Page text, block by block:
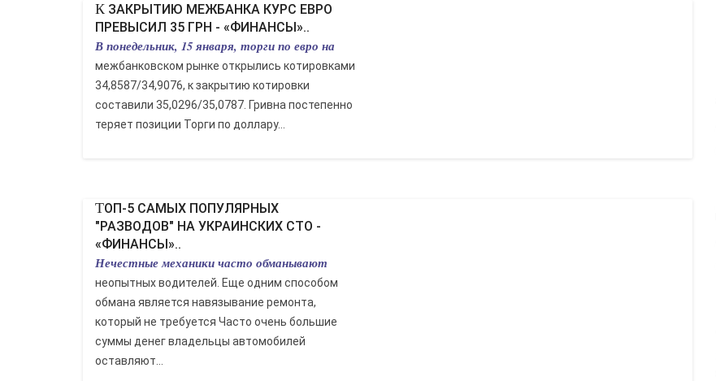
К ЗАКРЫТИЮ МЕЖБАНКА КУРС ЕВРО
ПРЕВЫСИЛ 35 ГРН - «ФИНАНСЫ»..
В понедельник, 15 января, торги по евро на
межбанковском рынке открылись котировками
34,8587/34,9076, к закрытию котировки
составили 35,0296/35,0787. Гривна постепенно
теряет позиции Торги по доллару...
ТОП-5 САМЫХ ПОПУЛЯРНЫХ
"РАЗВОДОВ" НА УКРАИНСКИХ СТО -
«ФИНАНСЫ»..
Нечестные механики часто обманывают
неопытных водителей. Еще одним способом
обмана является навязывание ремонта,
который не требуется Часто очень большие
суммы денег владельцы автомобилей
оставляют...